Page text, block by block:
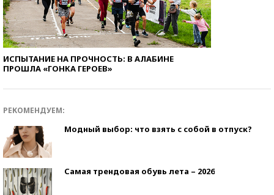
ИСПЫТАНИЕ НА ПРОЧНОСТЬ: В АЛАБИНЕ
ПРОШЛА «ГОНКА ГЕРОЕВ»
РЕКОМЕНДУЕМ:
Модный выбор: что взять с собой в отпуск?
Самая трендовая обувь лета – 2026